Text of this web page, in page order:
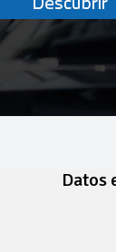
Datos